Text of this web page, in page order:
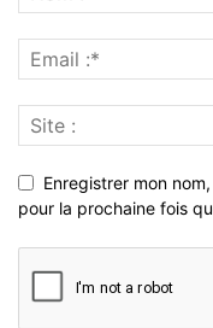
Enregistrer mon
pour la prochaine fois